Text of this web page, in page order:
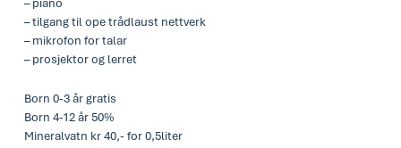
– piano
– tilgang til ope trådlaust nettverk
– mikrofon for talar
– prosjektor og lerret
Born 0-3 år gratis
Born 4-12 år 50%
Mineralvatn kr 40,- for 0,5liter